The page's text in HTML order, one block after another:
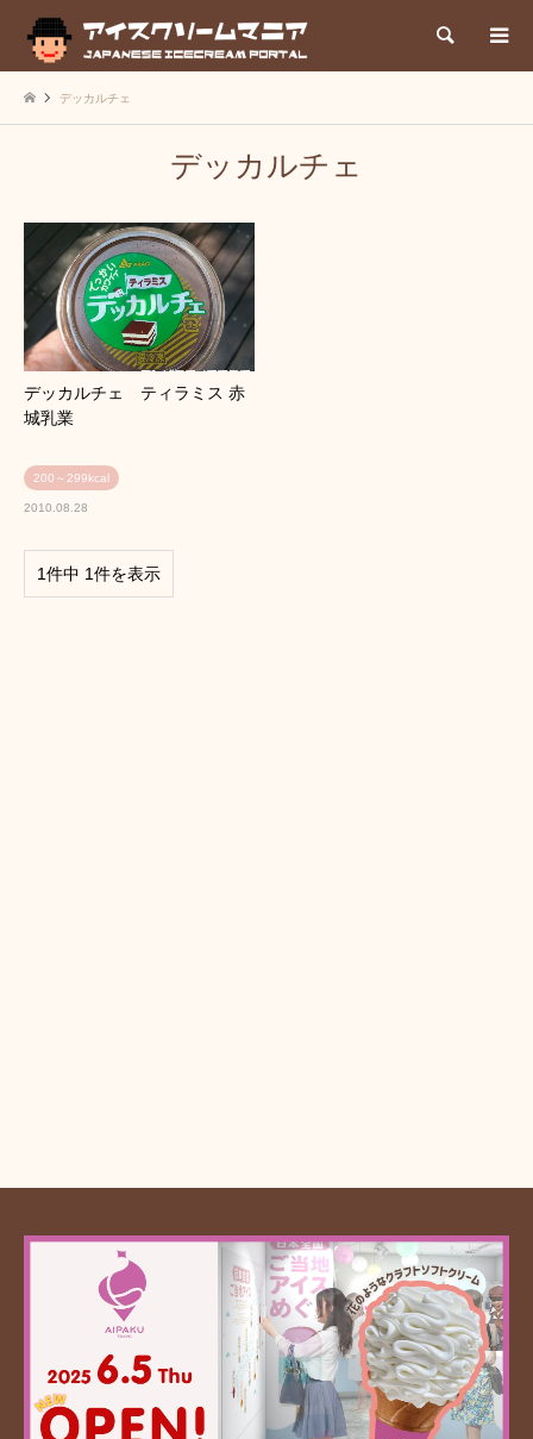
検索
デッカルチェ
デッカルチェ
デッカルチェ ティラミス 赤
城乳業
200～299kcal
2010.08.28
1件中 1件を表示